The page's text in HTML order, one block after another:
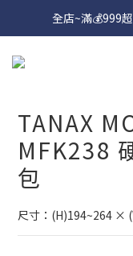
全店~滿💰999
TANAX
MFK238
包
尺寸：(H)194~264 ×